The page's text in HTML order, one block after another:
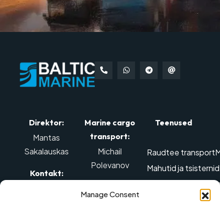
Manage Consent
Direktor:
Mantas
Sakalauskas
Kontakt:
Marine cargo
transport:
Michail
Polevanov
Mob tel.: +370
Teenused
Raudtee transport
Mahutid ja
Edastamine
Õhu-transport